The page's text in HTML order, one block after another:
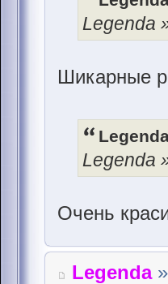
Legenda
Шикарные
Legenda
Очень
Legenda»